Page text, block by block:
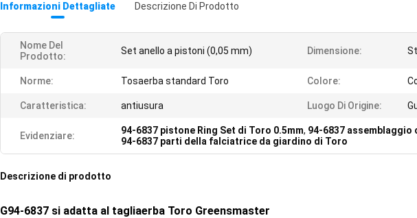
Informazioni Dettagliate Descrizione Di Prodotto
Nome Del
Prodotto:
Set anello a pistoni (0,05 mm) Dimensione:
Norme: Tosaerba standard Toro Colore:
Caratteristica: antiusura Luogo Di Origine:
Evidenziare: 94-6837 pistone Ring Set di Toro 0.5mm, 94-6837
94-6837 parti della falciatrice da giardino di Toro
Descrizione di prodotto
G94-6837 si adatta al tagliaerba Toro Greensmaster